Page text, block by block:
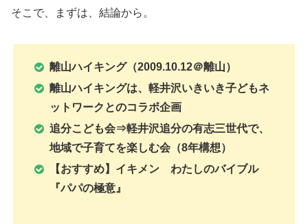
そこで、まずは、結論から。
離山ハイキング（2009.10.12＠離山）
離山ハイキングは、軽井沢いきいき子どもネ
ットワークとのコラボ企画
追分こども会⇒軽井沢追分の有志三世代で、
地域で子育てを楽しむ会（8年構想）
【おすすめ】イキメン わたしのバイブル
『パパの極意』